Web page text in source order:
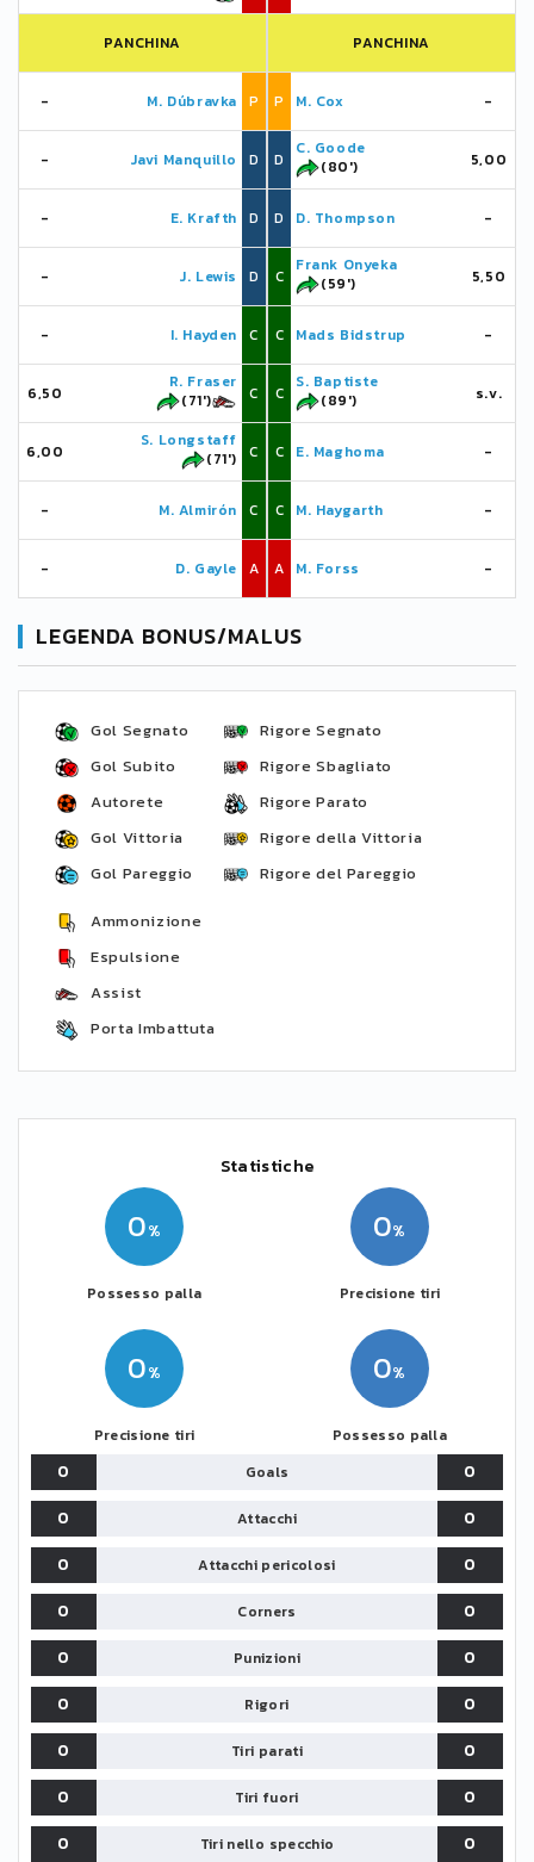
PANCHINA
- M. Dúbravka P
- Javi Manquillo D
- E. Krafth D
- J. Lewis D
- I. Hayden C
6,50
R. Fraser
(71')
C
6,00
S. Longstaff
(71')
C
- M. Almirón C
- D. Gayle A
PANCHINA
P M. Cox -
D
C. Goode
(80')
5,00
D D. Thompson -
C
Frank Onyeka
(59')
5,50
C Mads Bidstrup -
C
S. Baptiste
(89')
s.v.
C E. Maghoma -
C M. Haygarth -
A M. Forss -
LEGENDA BONUS/MALUS
Gol Segnato
Gol Subito
Autorete
Gol Vittoria
Gol Pareggio
Rigore Segnato
Rigore Sbagliato
Rigore Parato
Rigore della Vittoria
Rigore del Pareggio
Ammonizione
Espulsione
Assist
Porta Imbattuta
Statistiche
0
Possesso palla
0
Precisione tiri
0
Possesso palla
0
Precisione tiri
0 Goals
0
0
Attacchi
0
0
Attacchi pericolosi
0
0
Corners
0
0
Punizioni
0
0
Rigori
0
0
Tiri parati
0
0
Tiri fuori
0
0
Tiri nello specchio 0